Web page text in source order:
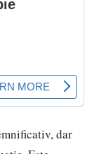
dar